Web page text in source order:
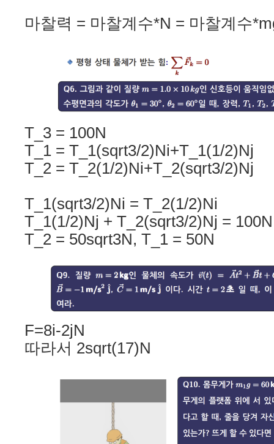
마찰력 = 마찰계수*N = 마찰계수
T_3 = 100N
T_1 = T_1(sqrt3/2)Ni+T_1(1/2)Nj
T_2 = T_2(1/2)Ni+T_2(sqrt3/2)Nj
T_1(sqrt3/2)Ni = T_2(1/2)Ni
T_1(1/2)Nj + T_2(sqrt3/2)Nj = 100N
T_2 = 50sqrt3N, T_1 = 50N
F=8i-2jN
따라서 2sqrt(17)N